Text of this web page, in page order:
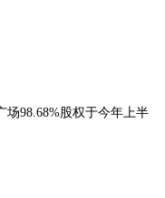
98.68%股权于今年上半